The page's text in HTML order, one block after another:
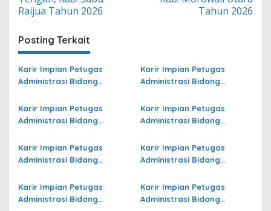
Raijua Tahun 2026
Tahun 2026
Posting Terkait
Karir Impian Petugas
Administrasi Bidang
di Sorong Selatan Terbaru
Karir Impian Petugas
Administrasi Bidang
di Kota Dumai Terbaru
Karir Impian Petugas
Administrasi Bidang
di Boalemo Terbaru
Karir Impian Petugas
Administrasi Bidang
Terbaru
Karir Impian Petugas
Administrasi Bidang
Terbaru
Karir Impian Petugas
Administrasi Bidang
Meranti Terbaru
Karir Impian Petugas
Administrasi Bidang
Karir Impian Petugas
Administrasi Bidang